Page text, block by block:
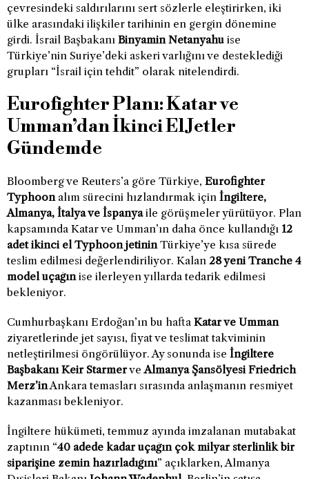
çevresindeki saldırılarını sert sözlerle eleştirirken, iki
ülke arasındaki ilişkiler tarihinin en gergin dönemine
girdi. İsrail Başbakanı Binyamin Netanyahu ise
Türkiye’nin Suriye’deki askeri varlığını ve desteklediği
grupları “İsrail için tehdit” olarak nitelendirdi.
Eurofighter Planı: Katar ve
Umman’dan İkinci El Jetler
Gündemde
Bloomberg ve Reuters’a göre Türkiye, Eurofighter
Typhoonalım sürecini hızlandırmak için İngiltere,
Almanya, İtalya ve İspanyaile görüşmeler yürütüyor. Plan
kapsamında Katar ve Umman’ın daha önce kullandığı 12
adet ikinci el Typhoon jetininTürkiye’ye kısa sürede
teslim edilmesi değerlendiriliyor. Kalan 28 yeni Tranche 4
model uçağınise ilerleyen yıllarda tedarik edilmesi
bekleniyor.
Cumhurbaşkanı Erdoğan’ın bu hafta Katar ve Umman
ziyaretlerinde jet sayısı, fiyat ve teslimat takviminin
netleştirilmesi öngörülüyor. Ay sonunda ise İngiltere
Başbakanı Keir StarmerveAlmanya Şansölyesi Friedrich
Merz’inAnkara temasları sırasında anlaşmanın resmiyet
kazanması bekleniyor.
İngiltere hükümeti, temmuz ayında imzalanan mutabakat
zaptının “40 adede kadar uçağın çok milyar sterlinlik bir
siparişine zemin hazırladığını” açıklarken, Almanya